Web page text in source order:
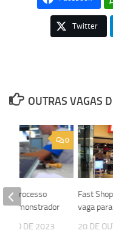
Twitter
OUTRAS VAGAS
Fast
vaga
20 DE
0
processo
Demonstrador
DE 2023